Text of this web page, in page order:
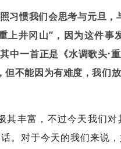
习惯我们会思考与元旦，
上井冈山”，因为这件事
中一首正是《水调歌头·
不能因为有难度，我们
其丰富，不过今天我们
。对于今天的我们来说